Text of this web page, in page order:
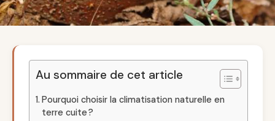
Au sommaire de cet article
Pourquoi choisir la climatisation naturelle en
terre cuite ?